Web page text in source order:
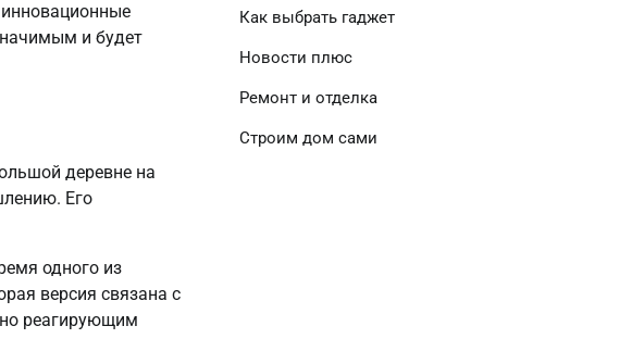
и будет
деревне на
Его
одного из
версия связана с
реагирующим
Как выбрать гаджет
Новости плюс
Ремонт и отделка
Строим дом сами